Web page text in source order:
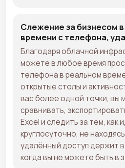
Слежение за бизнесом
времени с телефона,
Благодаря облачной
можете в любое время
телефона в реальном
открытые столы и
вас более одной точки, вы
сравнивать,
Excel и следить за тем, как
круглосуточно, не
удалённый доступ держит
когда вы не можете быть в